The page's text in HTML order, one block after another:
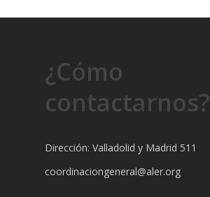
¿Cómo
contactarnos?
Dirección: Valladolid y Madrid 511
coordinaciongeneral@aler.org